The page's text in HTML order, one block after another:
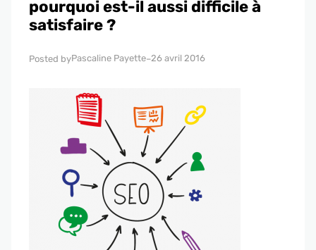
pourquoi est-il aussi difficile à
satisfaire ?
Posted byPascaline Payette–26 avril 2016